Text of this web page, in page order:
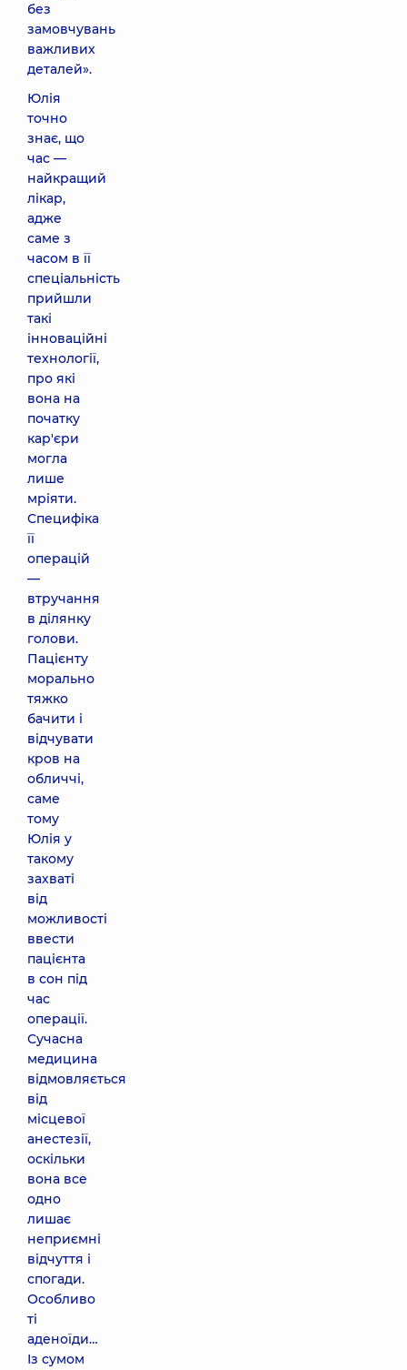
без
замовчувань
важливих
деталей».
Юлія
точно
знає, що
час —
найкращий
лікар,
адже
саме з
часом в її
спеціальність
прийшли
такі
інноваційні
технології,
про які
вона на
початку
кар'єри
могла
лише
мріяти.
Специфіка
її
операцій
—
втручання
в ділянку
голови.
Пацієнту
морально
тяжко
бачити і
відчувати
кров на
обличчі,
саме
тому
Юлія у
такому
захваті
від
можливості
ввести
пацієнта
в сон під
час
операції.
Сучасна
медицина
відмовляється
від
місцевої
анестезії,
оскільки
вона все
одно
лишає
неприємні
відчуття і
спогади.
Особливо
ті
аденоїди…
Із сумом